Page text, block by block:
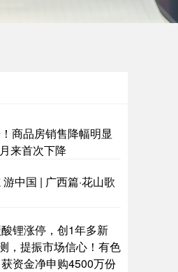
商品房销售降幅明显
来首次下降
中国 | 广西篇·花山歌
锂涨停，创1年多新
，提振市场信心！有色
资金净申购4500万份